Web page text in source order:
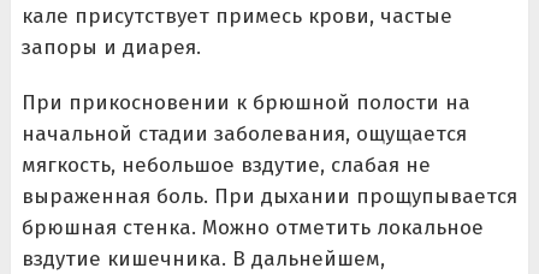
кале присутствует примесь крови, частые
запоры и диарея.
При прикосновении к брюшной полости на
начальной стадии заболевания, ощущается
мягкость, небольшое вздутие, слабая не
выраженная боль. При дыхании прощупывается
брюшная стенка. Можно отметить локальное
вздутие кишечника. В дальнейшем,